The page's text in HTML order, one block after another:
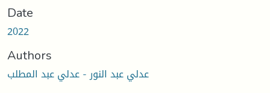
Date
2022
Authors
عدلي عبد النور - عدلي عبد المطلب